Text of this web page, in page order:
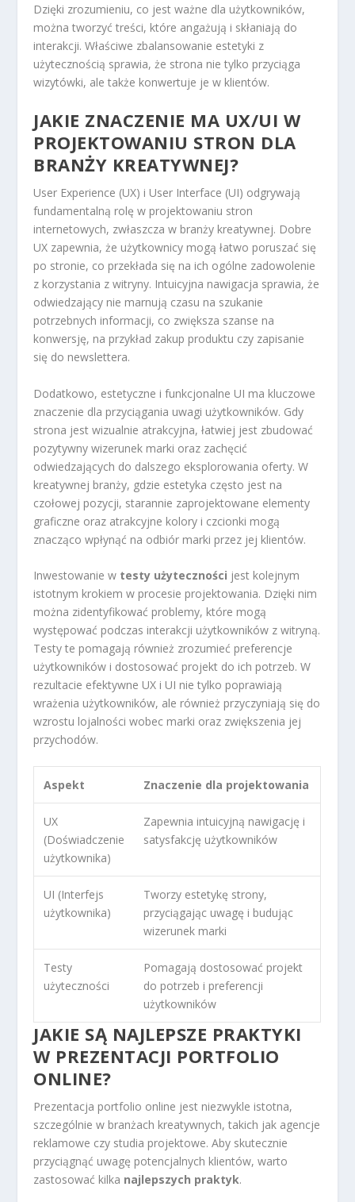
Dzięki zrozumieniu, co jest ważne dla użytkowników,
można tworzyć treści, które angażują i skłaniają do
interakcji. Właściwe zbalansowanie estetyki z
użytecznością sprawia, że strona nie tylko przyciąga
wizytówki, ale także konwertuje je w klientów.
JAKIE ZNACZENIE MA UX/UI W
PROJEKTOWANIU STRON DLA
BRANŻY KREATYWNEJ?
User Experience (UX) i User Interface (UI) odgrywają
fundamentalną rolę w projektowaniu stron
internetowych, zwłaszcza w branży kreatywnej. Dobre
UX zapewnia, że użytkownicy mogą łatwo poruszać się
po stronie, co przekłada się na ich ogólne zadowolenie
z korzystania z witryny. Intuicyjna nawigacja sprawia, że
odwiedzający nie marnują czasu na szukanie
potrzebnych informacji, co zwiększa szanse na
konwersję, na przykład zakup produktu czy zapisanie
się do newslettera.
Dodatkowo, estetyczne i funkcjonalne UI ma kluczowe
znaczenie dla przyciągania uwagi użytkowników. Gdy
strona jest wizualnie atrakcyjna, łatwiej jest zbudować
pozytywny wizerunek marki oraz zachęcić
odwiedzających do dalszego eksplorowania oferty. W
kreatywnej branży, gdzie estetyka często jest na
czołowej pozycji, starannie zaprojektowane elementy
graficzne oraz atrakcyjne kolory i czcionki mogą
znacząco wpłynąć na odbiór marki przez jej klientów.
Inwestowanie w testy użyteczności jest kolejnym
istotnym krokiem w procesie projektowania. Dzięki nim
można zidentyfikować problemy, które mogą
występować podczas interakcji użytkowników z witryną.
Testy te pomagają również zrozumieć preferencje
użytkowników i dostosować projekt do ich potrzeb. W
rezultacie efektywne UX i UI nie tylko poprawiają
wrażenia użytkowników, ale również przyczyniają się do
wzrostu lojalności wobec marki oraz zwiększenia jej
przychodów.
Aspekt Znaczenie dla projektowania
UX
(Doświadczenie
użytkownika)
Zapewnia intuicyjną nawigację i
satysfakcję użytkowników
UI (Interfejs
użytkownika)
Tworzy estetykę strony,
przyciągając uwagę i budując
wizerunek marki
Testy
użyteczności
Pomagają dostosować projekt
do potrzeb i preferencji
użytkowników
JAKIE SĄ NAJLEPSZE PRAKTYKI
W PREZENTACJI PORTFOLIO
ONLINE?
Prezentacja portfolio online jest niezwykle istotna,
szczególnie w branżach kreatywnych, takich jak agencje
reklamowe czy studia projektowe. Aby skutecznie
przyciągnąć uwagę potencjalnych klientów, warto
zastosować kilka najlepszych praktyk.